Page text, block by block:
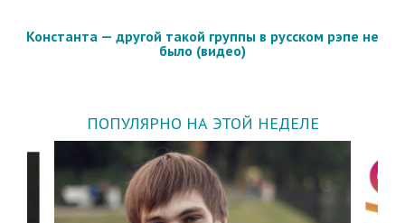
Константа — другой такой группы в русском рэпе не
было (видео)
ПОПУЛЯРНО НА ЭТОЙ НЕДЕЛЕ